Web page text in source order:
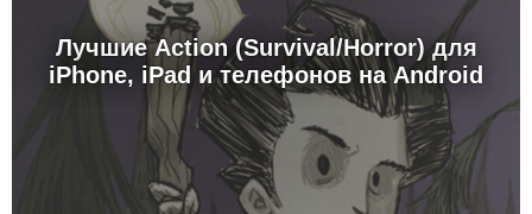
Лучшие Action (Survival/Horror) для
iPhone, iPad и телефонов на Android